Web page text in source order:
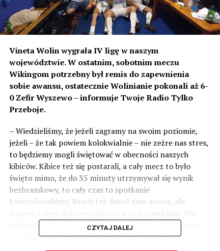
Vineta Wolin wygrała IV ligę w naszym
województwie. W ostatnim, sobotnim meczu
Wikingom potrzebny był remis do zapewnienia
sobie awansu, ostatecznie Wolinianie pokonali aż 6-
0 Zefir Wyszewo – informuje Twoje Radio Tylko
Przeboje.
–Wiedzieliśmy, że jeżeli zagramy na swoim poziomie,
jeżeli – że tak powiem kolokwialnie – nie zeżre nas stres,
to będziemy mogli świętować w obecności naszych
kibiców. Kibice też się postarali, a cały mecz to było
święto mimo, że do 35 minuty utrzymywał się wynik
bezbramkowy, to cały czas to spotkanie
kontrolowaliśmy. Remis też dawał nam awans, ale
tylko ze względu na awans – chcieliśmy mieć komplet
zwycięstw na własnym stadionie, co nam się udało.
Chcieliśmy też po prostu dać radość naszym kibicom –
CZYTAJ DALEJ